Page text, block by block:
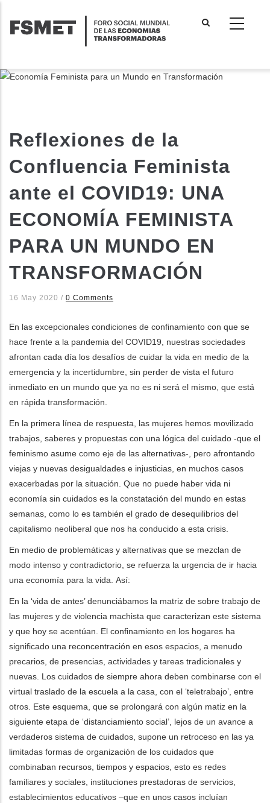
contenido
de acciones
Reflexiones de la
Confluencia Feminista
ante el COVID19: UNA
ECONOMÍA FEMINISTA
PARA UN MUNDO EN
TRANSFORMACIÓN
16 May 2020 / 0 Comments
En las excepcionales condiciones de confinamiento con que se
hace frente a la pandemia del COVID19, nuestras sociedades
afrontan cada día los desafíos de cuidar la vida en medio de la
emergencia y la incertidumbre, sin perder de vista el futuro
inmediato en un mundo que ya no es ni será el mismo, que está
en rápida transformación.
En la primera línea de respuesta, las mujeres hemos movilizado
trabajos, saberes y propuestas con una lógica del cuidado -que el
feminismo asume como eje de las alternativas-, pero afrontando
viejas y nuevas desigualdades e injusticias, en muchos casos
exacerbadas por la situación. Que no puede haber vida ni
economía sin cuidados es la constatación del mundo en estas
semanas, como lo es también el grado de desequilibrios del
capitalismo neoliberal que nos ha conducido a esta crisis.
En medio de problemáticas y alternativas que se mezclan de
modo intenso y contradictorio, se refuerza la urgencia de ir hacia
una economía para la vida. Así:
En la ‘vida de antes’ denunciábamos la matriz de sobre trabajo de
las mujeres y de violencia machista que caracterizan este sistema
y que hoy se acentúan. El confinamiento en los hogares ha
significado una reconcentración en esos espacios, a menudo
precarios, de presencias, actividades y tareas tradicionales y
nuevas. Los cuidados de siempre ahora deben combinarse con el
virtual traslado de la escuela a la casa, con el ‘teletrabajo’, entre
otros. Este esquema, que se prolongará con algún matiz en la
siguiente etapa de ‘distanciamiento social’, lejos de un avance a
verdaderos sistema de cuidados, supone un retroceso en las ya
limitadas formas de organización de los cuidados que
combinaban recursos, tiempos y espacios, esto es redes
familiares y sociales, instituciones prestadoras de servicios,
establecimientos educativos –que en unos casos incluían